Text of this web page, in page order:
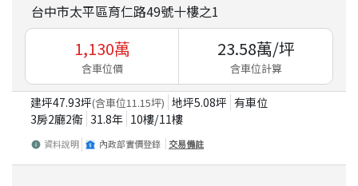
台中市太平區育仁路49號十樓之1
1,130萬
含車位價
23.58萬/坪
含車位計算
建坪47.93坪(含車位11.15坪) 地坪5.08坪 有車位
3房2廳2衛 31.8年 10樓/11樓
資料說明 內政部實價登錄 交易備註